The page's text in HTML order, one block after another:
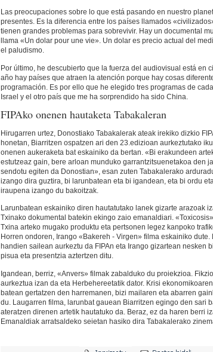
Las preocupaciones sobre lo que está pasando en nuestro
presentes. Es la diferencia entre los países llamados
tienen grandes problemas para sobrevivir. Hay un documental
llama «Un dolar pour une vie». Un dolar es precio actual del
el paludismo.
Por último, he descubierto que la fuerza del audiovisual está en
año hay países que atraen la atención porque hay cosas
programación. Es por ello que he elegido tres programas de
Israel y el otro país que me ha sorprendido ha sido China.
FIPAko onenen hautaketa Tabakaleran
Hirugarren urtez, Donostiako Tabakalerak ateak irekiko dizkio
honetan, Biarritzen ospatzen ari den 23.edizioan aurkeztutako
onenen aukeraketa bat eskainiko da bertan. «Bi erakundeen
estutzeaz gain, bere arloan munduko garrantzitsuenetakoa den
sendotu egiten da Donostian», esan zuten Tabakalerako
izango dira guztira, bi larunbatean eta bi igandean, eta bi ordu
iraupena izango du bakoitzak.
Larunbatean eskainiko diren hautatutako lanek gizarte arazoak
Txinako dokumental batekin ekingo zaio emanaldiari.
Txina arteko mugako produktu eta pertsonen legez kanpoko
Horren ondoren, Irango «Bakereh - Virgen» filma eskainiko dute.
handien sailean aurkeztu da FIPAn eta Irango gizartean nesken
pisua eta presentzia aztertzen ditu.
Igandean, berriz, «Anvers» filmak zabalduko du proiekzioa.
aurkeztua izan da eta Herbehereetatik dator. Krisi
batean gertatzen den harremanen, bizi mailaren eta abarren
du. Laugarren filma, larunbat gauean Biarritzen egingo den sari
ateratzen direnen artetik hautatuko da. Beraz, ez da haren berri
Emanaldiak arratsaldeko seietan hasiko dira Tabakalerako